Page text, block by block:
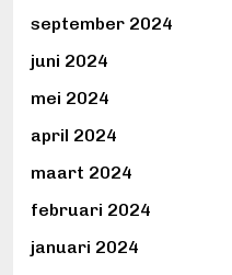
september 2024
juni 2024
mei 2024
april 2024
maart 2024
februari 2024
januari 2024